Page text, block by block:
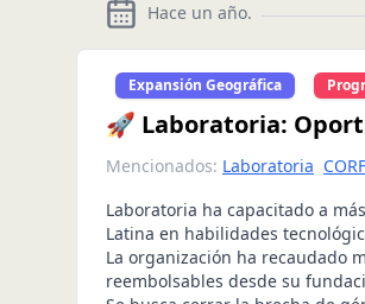
Hace un año.
Expansión Geográfica
🚀 Laboratoria:
Mencionados: Laboratoria
Laboratoria ha capacitado a
Latina en habilidades
La organización ha recaudado
reembolsables desde su